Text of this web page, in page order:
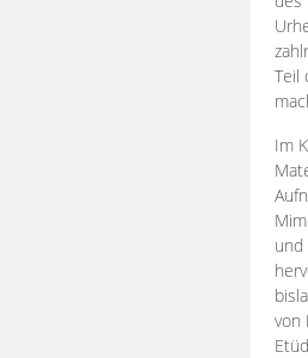
Teil
Im
und
von